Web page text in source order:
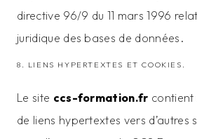
directive 96/9 du 11 mars 1996
juridique des bases de données.
8. LIENS HYPERTEXTES ET COOKIES.
Le site ccs-formation.fr contient
de liens hypertextes vers d’autres